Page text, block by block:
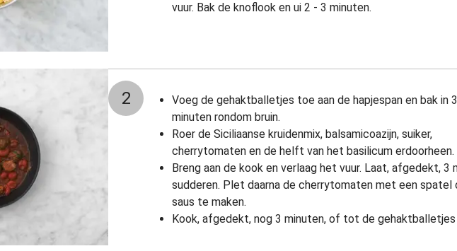
vuur. Bak de knoflook en ui 2 - 3 minuten.
2
Voeg de gehaktballetjes toe aan de hapjespan en bak in
minuten rondom bruin.
Roer de Siciliaanse kruidenmix, balsamicoazijn, suiker,
cherrytomaten en de helft van het basilicum erdoorheen.
Breng aan de kook en verlaag het vuur. Laat, afgedekt, 3
sudderen. Plet daarna de cherrytomaten met een spatel
saus te maken.
Kook, afgedekt, nog 3 minuten, of tot de gehaktballetjes